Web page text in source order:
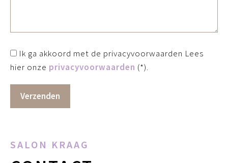
Ik ga akkoord met de privacyvoorwaarden Lees
hier onze privacyvoorwaarden (*).
SALON KRAAG